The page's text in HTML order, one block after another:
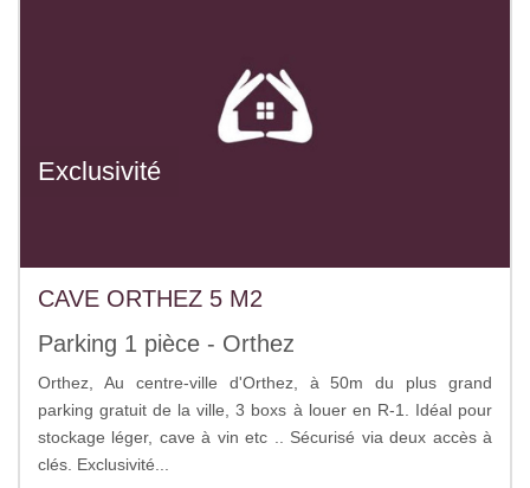
Exclusivité
CAVE ORTHEZ 5 M2
Parking 1 pièce - Orthez
Orthez, Au centre-ville d'Orthez, à 50m du plus grand
parking gratuit de la ville, 3 boxs à louer en R-1. Idéal pour
stockage léger, cave à vin etc .. Sécurisé via deux accès à
clés. Exclusivité...